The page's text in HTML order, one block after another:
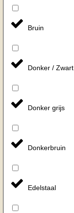
Bruin
Donker / Zwart
Donker grijs
Donkerbruin
Edelstaal